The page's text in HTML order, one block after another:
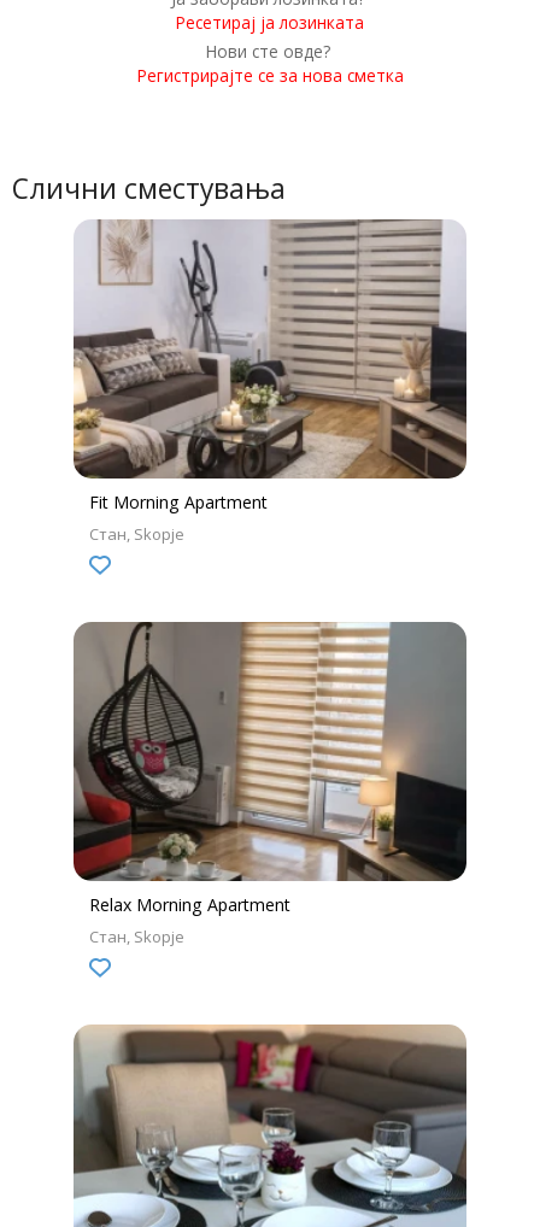
Слични сместувања
Fit Morning Apartment
Стан Skopje
Relax Morning Apartment
Стан Skopje
Ресетирај ја лозинката
Нови сте овде?
Регистрирајте се за нова сметка